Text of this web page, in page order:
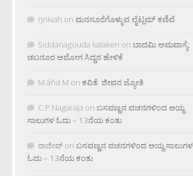
rjnivah on ಮನಸೂರೆಗೊಳ್ಳುವ ಲೈಟ್ಲಮ್ ಕಣಿವೆ
Siddanagouda kalakeri on ಬಾದಮಿ ಅಮವಾಸ್ಯೆ:
ಚಬನೂರ ಅಮೋಗ ಸಿದ್ದನ ಹೇಳಿಕೆ
M âñd M on ಕವಿತೆ: ಜೀವನ ಜ್ಯೋತಿ
C.P.Nagaraja on ಬಸವಣ್ಣನ ವಚನಗಳಿಂದ ಆಯ್ದ
ಸಾಲುಗಳ ಓದು – 13ನೆಯ ಕಂತು
ರಾಜೀವ್ on ಬಸವಣ್ಣನ ವಚನಗಳಿಂದ ಆಯ್ದ ಸಾಲುಗಳ
ಓದು – 13ನೆಯ ಕಂತು